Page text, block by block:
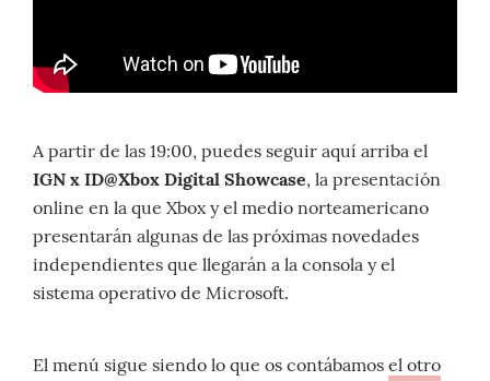
A partir de las 19:00, puedes seguir aquí arriba el
IGN x ID@Xbox Digital Showcase, la presentación
online en la que Xbox y el medio norteamericano
presentarán algunas de las próximas novedades
independientes que llegarán a la consola y el
sistema operativo de Microsoft.
El menú sigue siendo lo que os contábamos el otro